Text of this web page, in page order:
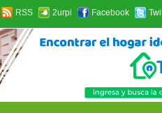
RSS 2urpi Facebook